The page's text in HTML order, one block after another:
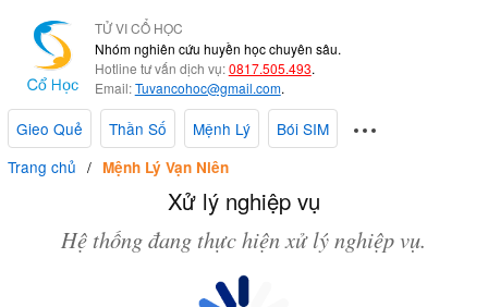
TỬ VI CỔ HỌC
Nhóm nghiên cứu huyền học chuyên sâu.
Hotline tư vấn dịch vụ:0817.505.493.
Email:Tuvancohoc@gmail.com.
Gieo Quẻ Thần Số Mệnh Lý
Bói SIM
Trang chủ
Mệnh Lý Vạn Niên
Xử lý nghiệp vụ
Hệ thống đang thực hiện xử lý nghiệp vụ.